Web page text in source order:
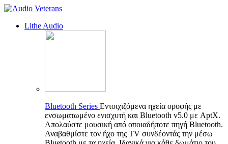
Lithe Audio
Bluetooth Series Εντοιχιζόμενα ηχεία οροφής με
ενσωματωμένο ενισχυτή και Bluetooth v5.0 με AptX.
Απολαύστε μουσική από οποιαδήποτε πηγή Bluetooth.
Αναβαθμίστε τον ήχο της TV συνδέοντάς την μέσω